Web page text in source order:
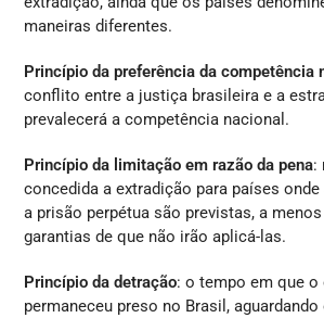
maneiras diferentes.
Princípio da preferência da competência
conflito entre a justiça brasileira e a
prevalecerá a competência nacional.
Princípio da limitação em razão da pena:
concedida a extradição para países
a prisão perpétua são previstas, a
garantias de que não irão aplicá-las.
Princípio da detração: o tempo em que o
permaneceu preso no Brasil,